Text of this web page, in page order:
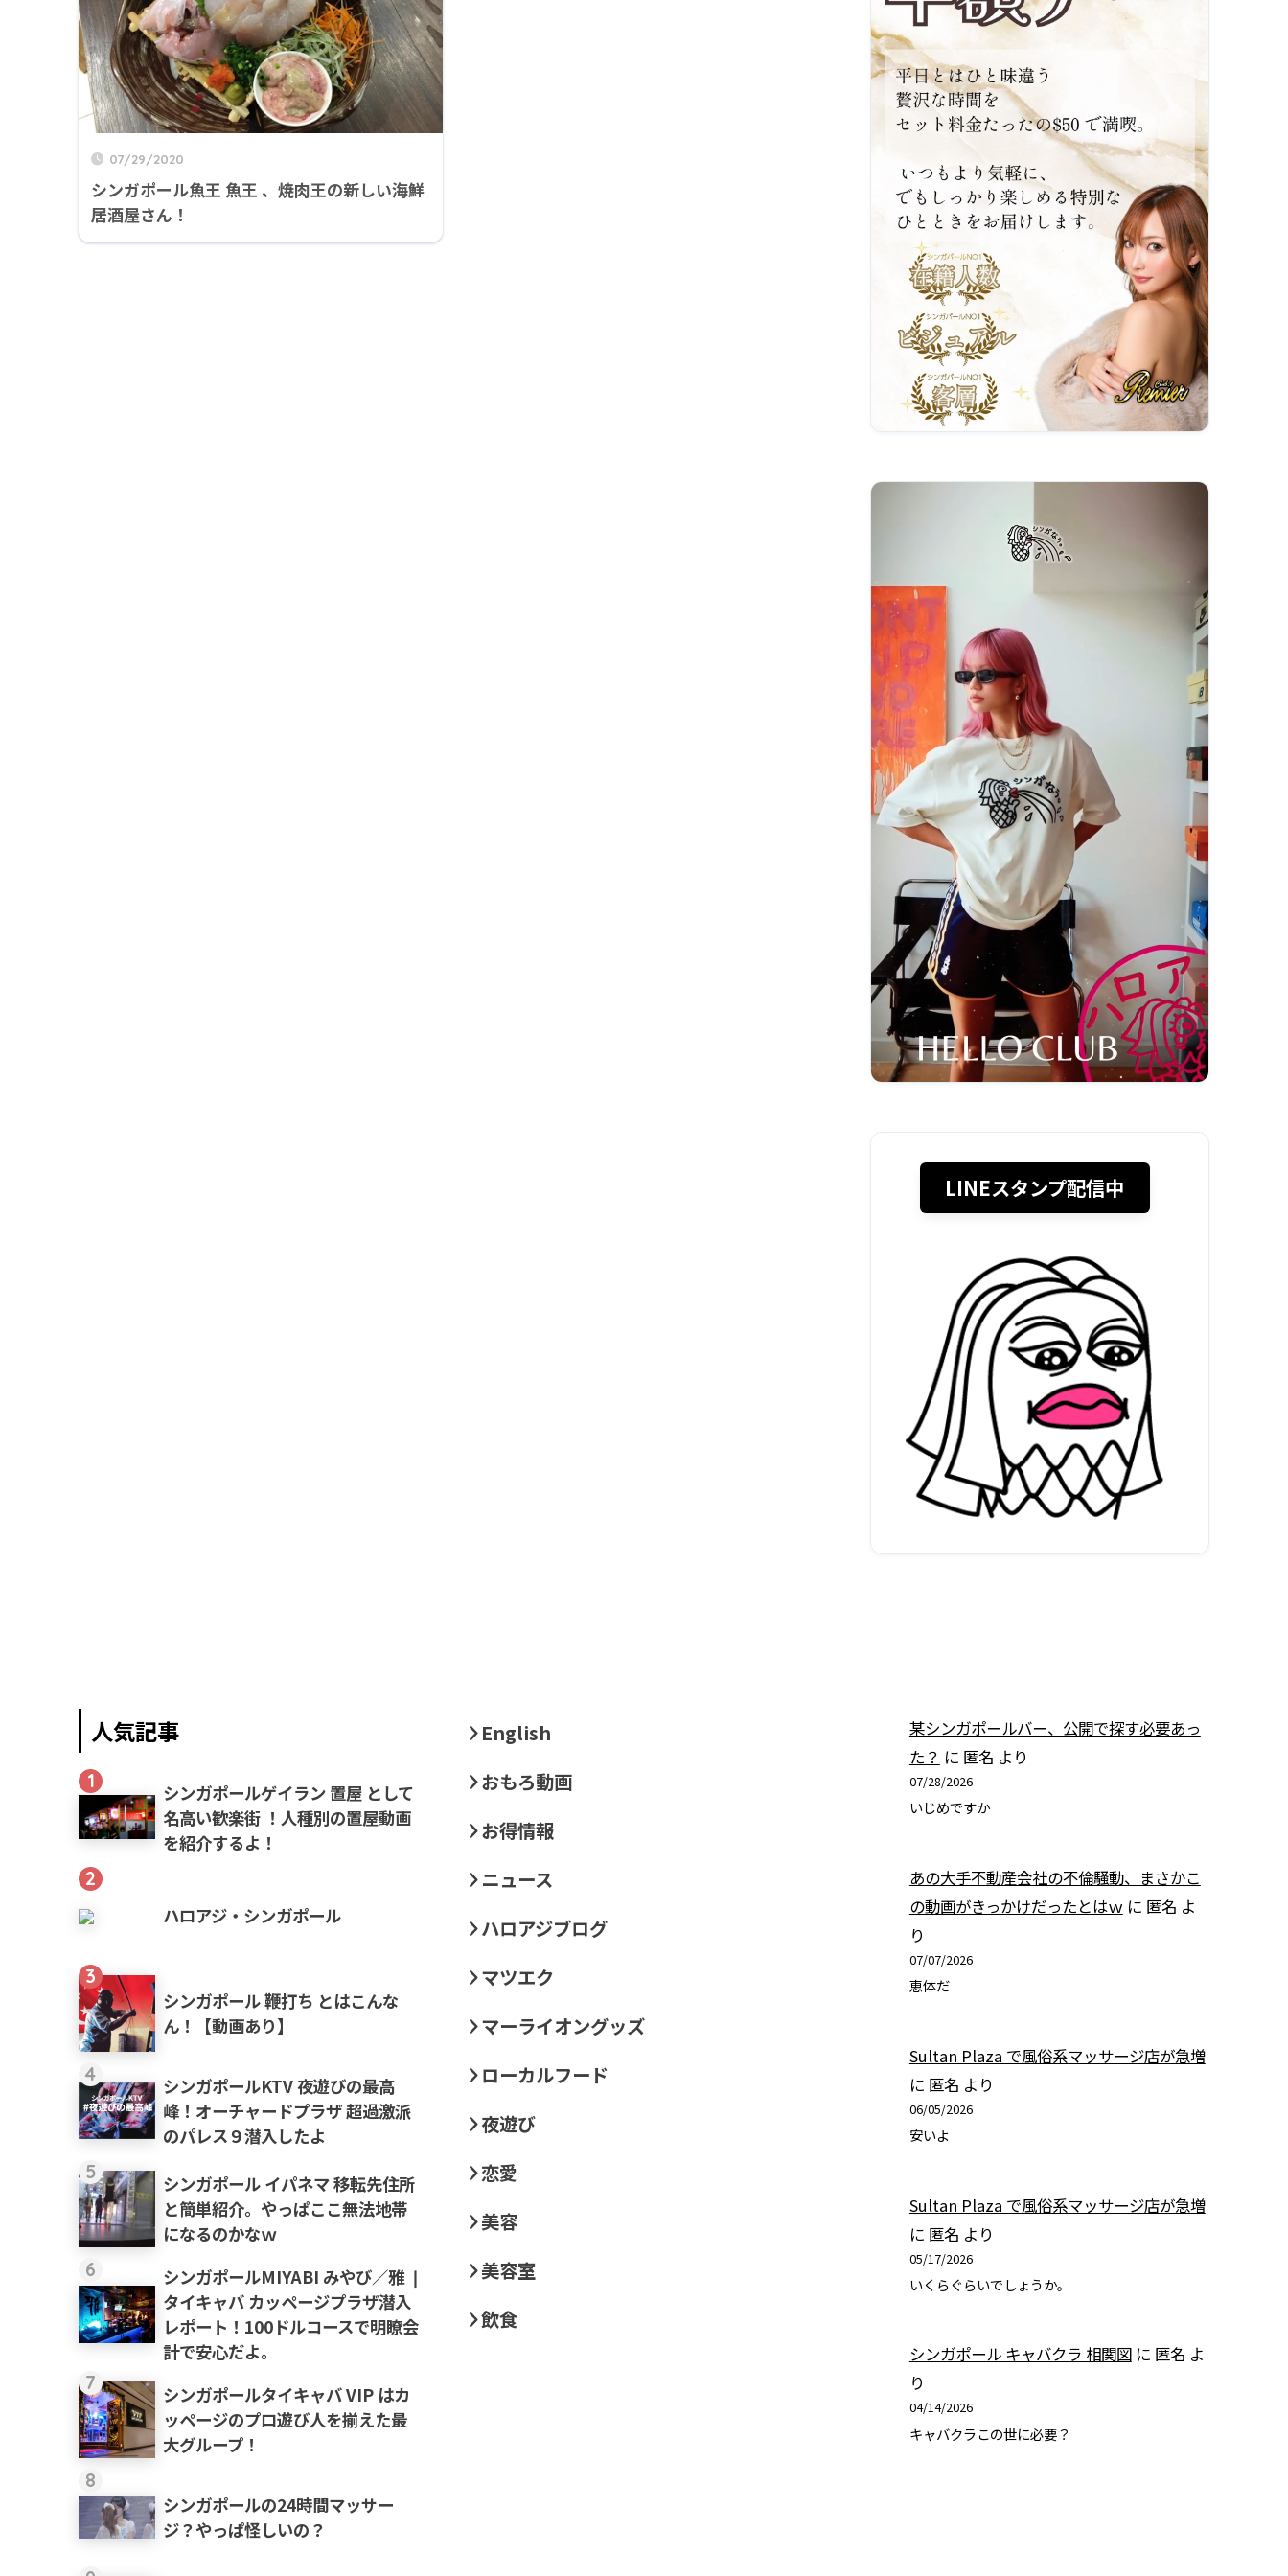
07/29/2020
シンガポール魚王 魚王 、焼肉王の新しい海鮮
居酒屋さん！
LINEスタンプ配信中
人気記事
1
シンガポールゲイラン 置屋 として
名高い歓楽街 ！人種別の置屋動画
を紹介するよ！
2
ハロアジ・シンガポール
3
シンガポール 鞭打ち とはこんな
ん！【動画あり】
4
シンガポールKTV 夜遊びの最高
峰！オーチャードプラザ 超過激派
のパレス９潜入したよ
5
シンガポール イパネマ 移転先住所
と簡単紹介。やっぱここ無法地帯
になるのかなｗ
6
シンガポールMIYABI みやび／雅 ❘
タイキャバ カッページプラザ潜入
レポート！100ドルコースで明瞭会
計で安心だよ。
7
シンガポールタイキャバ VIP はカ
ッページのプロ遊び人を揃えた最
大グループ！
8
シンガポールの24時間マッサー
ジ？やっぱ怪しいの？
English
おもろ動画
お得情報
ニュース
ハロアジブログ
マツエク
マーライオングッズ
ローカルフード
夜遊び
恋愛
美容
美容室
飲食
某シンガポールバー、公開で探す必要あっ
た？ に 匿名 より
07/28/2026
いじめですか
あの大手不動産会社の不倫騒動、まさかこ
の動画がきっかけだったとはｗ に 匿名 よ
り
07/07/2026
恵体だ
Sultan Plaza で風俗系マッサージ店が急増
に 匿名 より
06/05/2026
安いよ
Sultan Plaza で風俗系マッサージ店が急増
に 匿名 より
05/17/2026
いくらぐらいでしょうか。
シンガポール キャバクラ 相関図に 匿名 よ
り
04/14/2026
キャバクラこの世に必要？